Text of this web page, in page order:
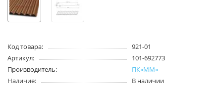
Код товара:
921-01
Артикул:
101-692773
Производитель:
ПК«ММ»
Наличие:
В наличии